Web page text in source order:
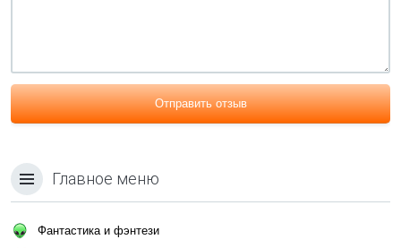
Отправить отзыв
Главное меню
Фантастика и фэнтези